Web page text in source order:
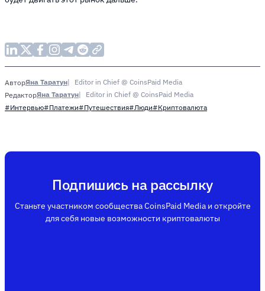
АвторЯна Таратун
Editor in Chief @ CoinsPaid Media
РедакторЯна Таратун
Editor in Chief @ CoinsPaid Media
#Интервью#Платежи#Путешествия#Люди#Криптовалюта
Подпишись на рассылку
Станьте участником сообщества CoinsPaid Media и откройте
для себя новые возможности криптовалюты